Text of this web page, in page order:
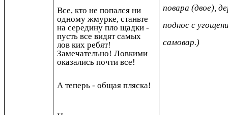
Все, кто не попался ни
одному жмурке, станьте
на середину пло щадки -
пусть все видят самых
лов ких ребят!
Замечательно! Ловкими
оказались почти все!
А теперь - общая пляска!
повара (двое),
поднос с
самовар.)